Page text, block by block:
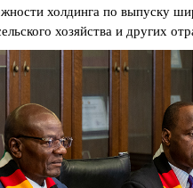
холдинга по выпуску
хозяйства и других